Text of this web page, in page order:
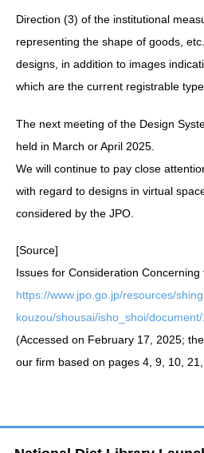
Direction (3) of the institutional
representing the shape of goods,
designs, in addition to images
which are the current registrable
The next meeting of the Design
held in March or April 2025.
We will continue to pay close
with regard to designs in virtual
considered by the JPO.
[Source]
Issues for Consideration
https://www.jpo.go.jp/resources/
kouzou/shousai/isho_shoi/
(Accessed on February 17, 2025;
our firm based on pages 4, 9, 10,